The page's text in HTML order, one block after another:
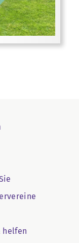
helfen